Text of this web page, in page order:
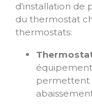
d'installation de
du thermostat
thermostats:
permettent